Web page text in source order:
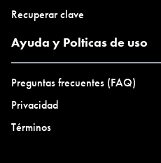
Recuperar clave
Ayuda y Polticas de uso
Preguntas frecuentes (FAQ)
Privacidad
Términos